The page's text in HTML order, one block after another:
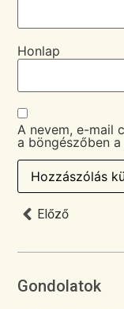
Gondolatok
Honlap
A nevem, e-mail
a böngészőben
Előző